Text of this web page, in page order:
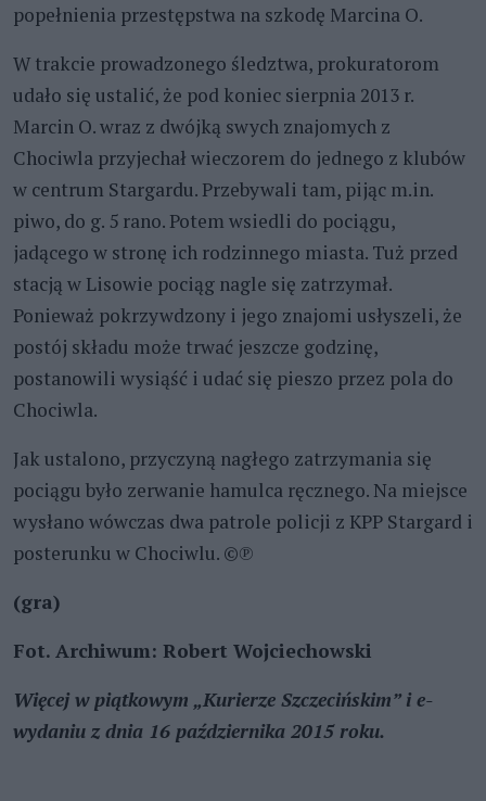
popełnienia przestępstwa na szkodę Marcina O.
W trakcie prowadzonego śledztwa, prokuratorom
udało się ustalić, że pod koniec sierpnia 2013 r.
Marcin O. wraz z dwójką swych znajomych z
Chociwla przyjechał wieczorem do jednego z klubów
w centrum Stargardu. Przebywali tam, pijąc m.in.
piwo, do g. 5 rano. Potem wsiedli do pociągu,
jadącego w stronę ich rodzinnego miasta. Tuż przed
stacją w Lisowie pociąg nagle się zatrzymał.
Ponieważ pokrzywdzony i jego znajomi usłyszeli, że
postój składu może trwać jeszcze godzinę,
postanowili wysiąść i udać się pieszo przez pola do
Chociwla.
Jak ustalono, przyczyną nagłego zatrzymania się
pociągu było zerwanie hamulca ręcznego. Na miejsce
wysłano wówczas dwa patrole policji z KPP Stargard i
posterunku w Chociwlu. ©℗
(gra)
Fot. Archiwum: Robert Wojciechowski
Więcej w piątkowym „Kurierze Szczecińskim” i e-
wydaniu z dnia 16 października 2015 roku.